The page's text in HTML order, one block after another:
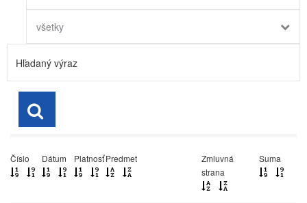
všetky
Číslo Dátum PlatnosťPredmet
Zmluvná
strana
Suma